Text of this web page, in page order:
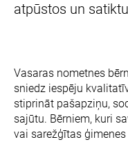
atpūstos un
Vasaras nometnes
sniedz iespēju
stiprināt pašapziņu,
sajūtu. Bērniem, kuri
vai sarežģītas